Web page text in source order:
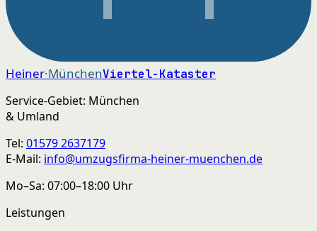
Heiner·MünchenViertel-Kataster
Service-Gebiet: München
& Umland
Tel: 01579 2637179
E-Mail: info@umzugsfirma-heiner-muenchen.de
Mo–Sa: 07:00–18:00 Uhr
Leistungen